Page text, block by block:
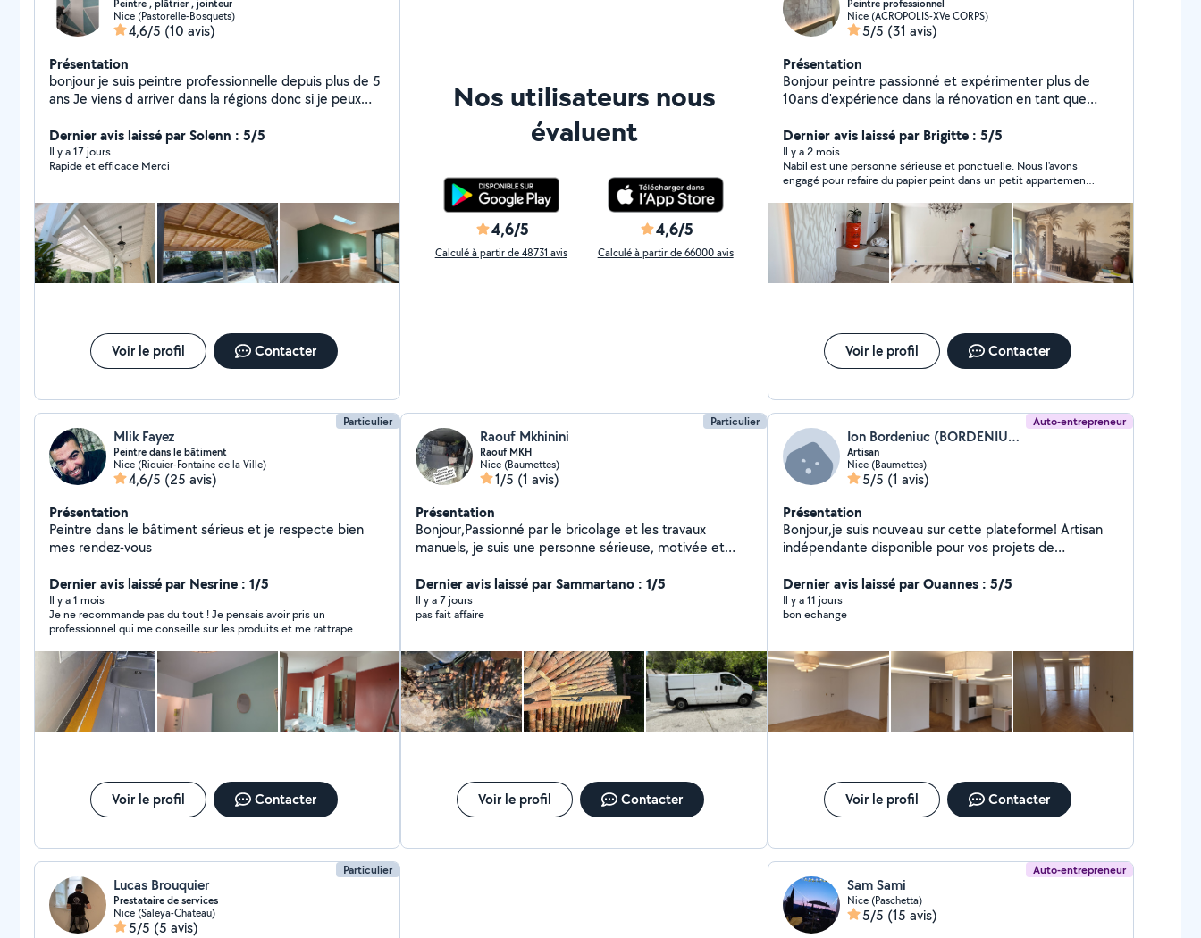
Peintre , plâtrier , jointeur
Nice (Pastorelle-Bosquets)
4,6/5 (10 avis)
Présentation
bonjour je suis peintre professionnelle depuis plus de 5
ans Je viens d arriver dans la régions donc si je peux
Peinture intérieur et extérieur Pose de bandes de placo
Pose de revêtement PVC
Dernier avis laissé par Solenn : 5/5
Il y a 17 jours
Rapide et efficace Merci
Voir le profil Contacter
Nos utilisateurs nous
évaluent
4,6/5
Calculé à partir de 48731 avis
4,6/5
Calculé à partir de 66000 avis
Peintre professionnel
Nice (ACROPOLIS-XVe CORPS)
5/5 (31 avis)
Présentation
Bonjour peintre passionné et expérimenter plus de
10ans d'expérience dans la rénovation en tant que
eaux .
Dernier avis laissé par Brigitte : 5/5
Il y a 2 mois
Nabil est une personne sérieuse et ponctuelle. Nous l'avons
engagé pour refaire du papier peint dans un petit appartement.
pièce une fois fini. Je referai appel à lui si j'ai besoin les yeux
fermés.
Voir le profil Contacter
Particulier
Mlik Fayez
Peintre dans le bâtiment
Nice (Riquier-Fontaine de la Ville)
4,6/5 (25 avis)
Présentation
Peintre dans le bâtiment sérieus et je respecte bien
mes rendez-vous
Dernier avis laissé par Nesrine : 1/5
Il y a 1 mois
Je ne recommande pas du tout ! Je pensais avoir pris un
professionnel qui me conseille sur les produits et me rattrape
mal conseillé et j’ai dû refaire tout son travail. J’ai payé 600euro
et j’ai tout refait de zéro ! Aucune finition ! Il a juste étalé de la
peinture partout, sur les bosses, dans les trous.. J’ai dû refaire
les finitions entre les murs et les plinthes moi même. La
peinture sur les portes et fenêtre n’a pas tenu et a commencé
a s'écailler dès le lendemain, donc j'étais obligé de tout
vitrificateur spécial escalier pour qu'il puisse résister aux
frottements des chaussures... et finalement il m’a abandonné
sans même finir l’escalier. En gros, j’ai donné de l’argent et en
Voir le profil Contacter
Particulier
Raouf Mkhinini
Raouf MKH
Nice (Baumettes)
1/5 (1 avis)
Présentation
Bonjour,Passionné par le bricolage et les travaux
manuels, je suis une personne sérieuse, motivée et
défis et réaliser un travail de qualité. Organisé,
ponctuel et impliqué, je m'investis pleinement dans
chaque mission afin de garantir un résultat soigné et
Dernier avis laissé par Sammartano : 1/5
Il y a 7 jours
pas fait affaire
Voir le profil Contacter
Auto-entrepreneur
Ion Bordeniuc (BORDENIUC ION)
Artisan
Nice (Baumettes)
5/5 (1 avis)
Présentation
Bonjour,je suis nouveau sur cette plateforme! Artisan
indépendante disponible pour vos projets de
Dernier avis laissé par Ouannes : 5/5
Il y a 11 jours
bon echange
Voir le profil Contacter
Particulier
Lucas Brouquier
Prestataire de services
Nice (Saleya-Chateau)
5/5 (5 avis)
Auto-entrepreneur
Sam Sami
Nice (Paschetta)
5/5 (15 avis)